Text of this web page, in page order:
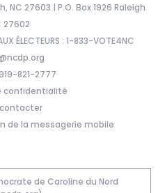
NC 27603 | P.O. Box 1926 Raleigh
27602
ÉLECTEURS : 1-833-VOTE4NC
821-2777
confidentialité
de la messagerie mobile
de Caroline du Nord